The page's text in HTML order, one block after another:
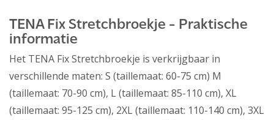
TENA Fix Stretchbroekje - Praktische
informatie
Het TENA Fix Stretchbroekje is verkrijgbaar in
verschillende maten: S (taillemaat: 60-75 cm) M
(taillemaat: 70-90 cm), L (taillemaat: 85-110 cm), XL
(taillemaat: 95-125 cm), 2XL (taillemaat: 110-140 cm), 3XL